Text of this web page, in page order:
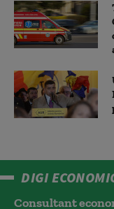
DIGI
Consultant